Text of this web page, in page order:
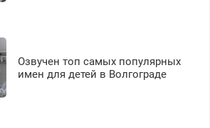
Озвучен топ самых популярных
имен для детей в Волгограде